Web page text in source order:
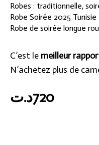
Robes : traditionnelle,
Robe Soirée 2025 Tunisie
Robe de soirée longue
C’est le meilleur
N’achetez plus de
720د.ت